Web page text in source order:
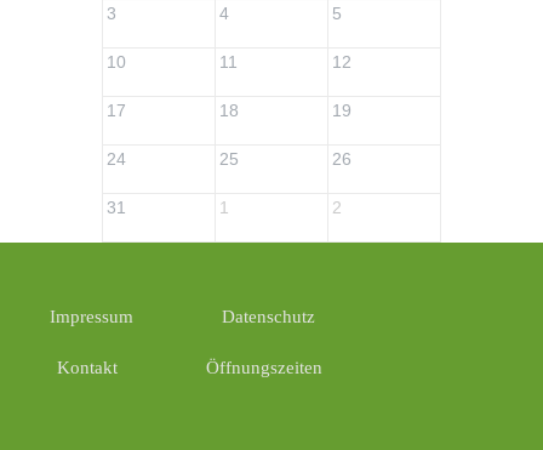
3 4 5
10 11 12
17 18 19
24 25 26
31 1 2
Impressum Datenschutz
Kontakt Öffnungszeiten